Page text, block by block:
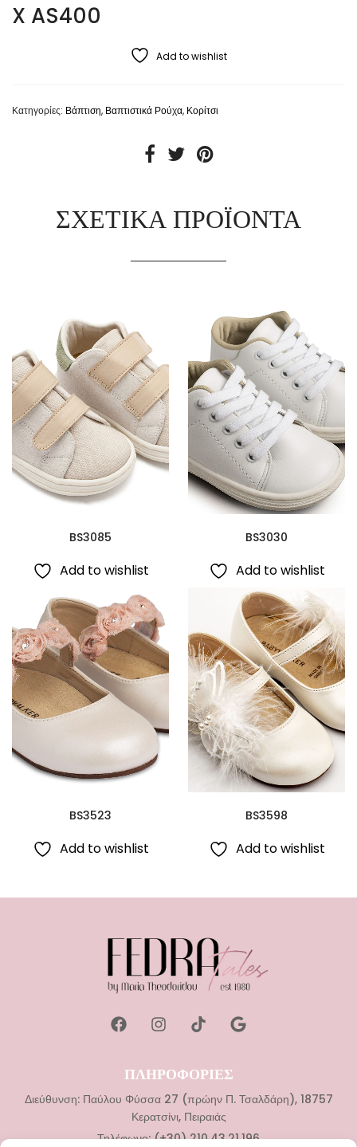
X AS400
Add to wishlist
Κατηγορίες: Βάπτιση, Βαπτιστικά Ρούχα, Κορίτσι
ΣΧΕΤΙΚΆ ΠΡΟΪΌΝΤΑ
BS3085
Add to wishlist
BS3030
Add to wishlist
BS3523
Add to wishlist
BS3598
Add to wishlist
ΠΛΗΡΟΦΟΡΙΕΣ
Διεύθυνση: Παύλου Φύσσα 27 (πρώην Π. Τσαλδάρη), 18757
Κερατσίνι, Πειραιάς
Τηλέφωνο: (+30) 210.43.21.196